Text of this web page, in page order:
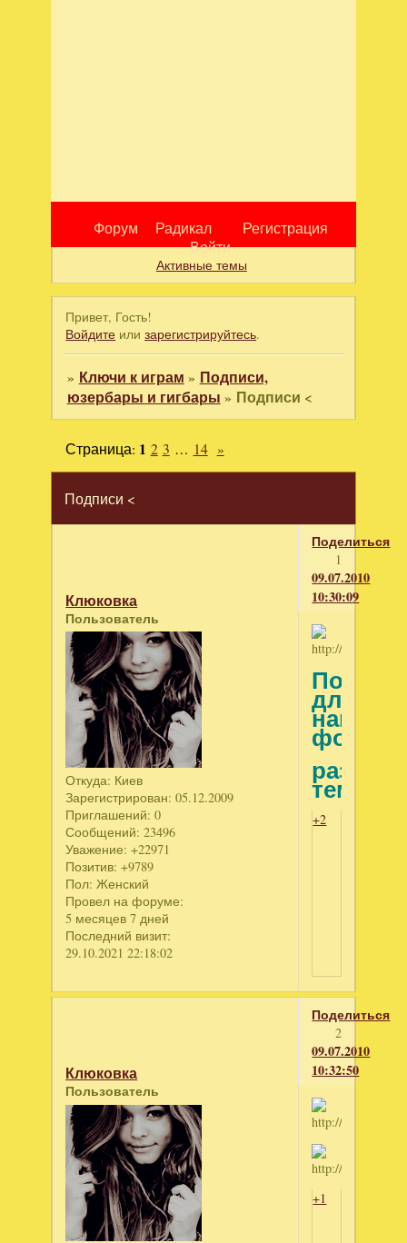
Форум Радикал
Регистрация
Войти
Активные темы
Привет, Гость!
Войдите илизарегистрируйтесь.
» Ключи к играм » Подписи,
юзербары и гигбары » Подписи <
Подписи <
Страница: 1 2 3 … 14 »
Поделиться
1
09.07.2010
10:30:09
Клюковка
Пользователь
Откуда: Киев
Зарегистрирован: 05.12.2009
Приглашений: 0
Сообщений: 23496
Уважение: +22971
Позитив: +9789
Пол: Женский
Провел на форуме:
5 месяцев 7 дней
Последний визит:
29.10.2021 22:18:02
для
нашего
разной
+2
Поделиться
2
09.07.2010
10:32:50
Клюковка
Пользователь
+1